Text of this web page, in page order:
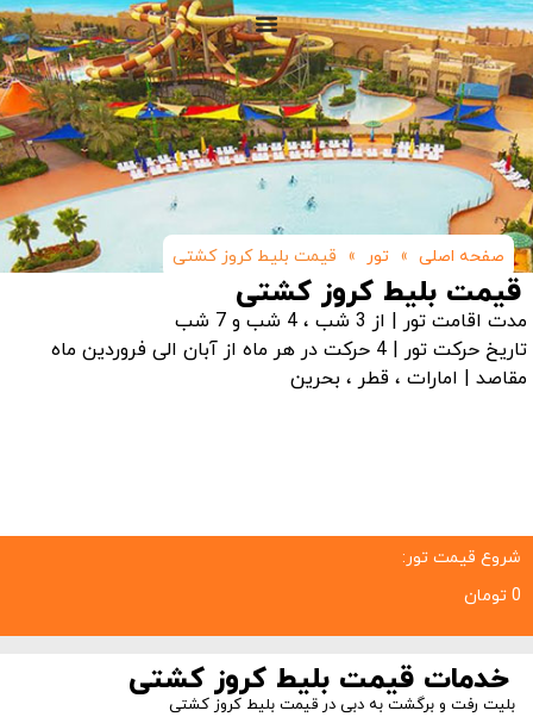
صفحه اصلی » تور » قیمت بلیط کروز کشتی
قیمت بلیط کروز کشتی
مدت اقامت تور | از 3 شب ، 4 شب و 7 شب
تاریخ حرکت تور | 4 حرکت در هر ماه از آبان الی فروردین ماه
مقاصد | امارات ، قطر ، بحرین
شروع قیمت تور:
0 تومان
خدمات قیمت بلیط کروز کشتی
بلیت رفت و برگشت به دبی در قیمت بلیط کروز کشتی